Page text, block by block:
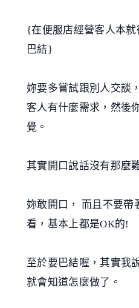
{在便服店經營客人本就
巴結}
妳要多嘗試跟別人交談
客人有什麼需求，然後
覺。
其實開口說話沒有那麼
妳敢開口， 而且不要帶
看，基本上都是OK的!
至於要巴結喔，其實我
就會知道怎麼做了。